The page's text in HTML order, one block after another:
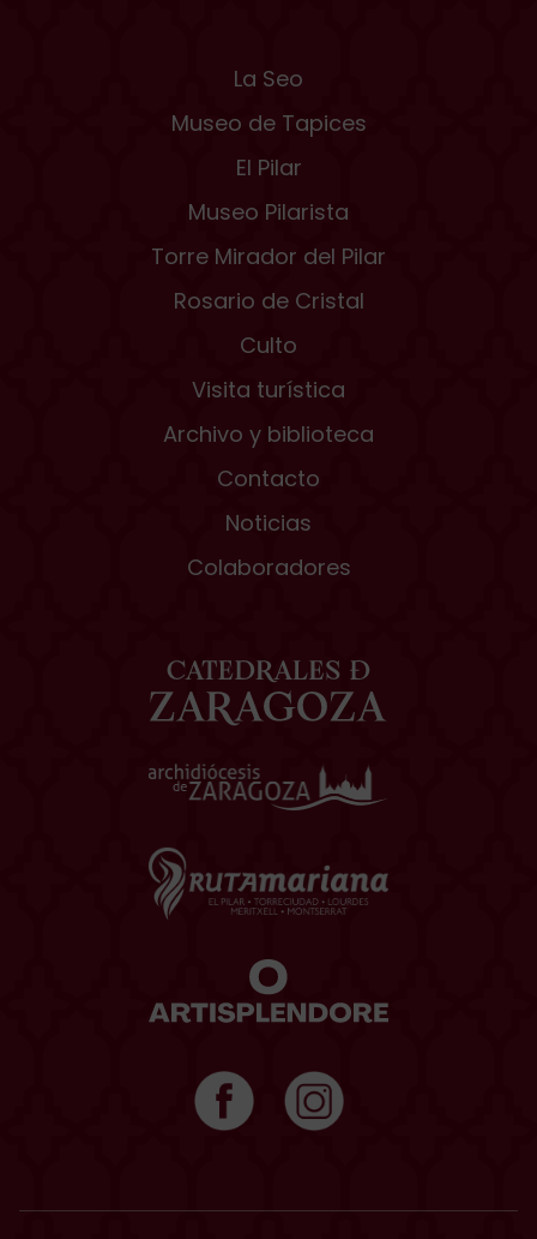
La Seo
Museo de Tapices
El Pilar
Museo Pilarista
Torre Mirador del Pilar
Rosario de Cristal
Culto
Visita turística
Archivo y biblioteca
Contacto
Noticias
Colaboradores